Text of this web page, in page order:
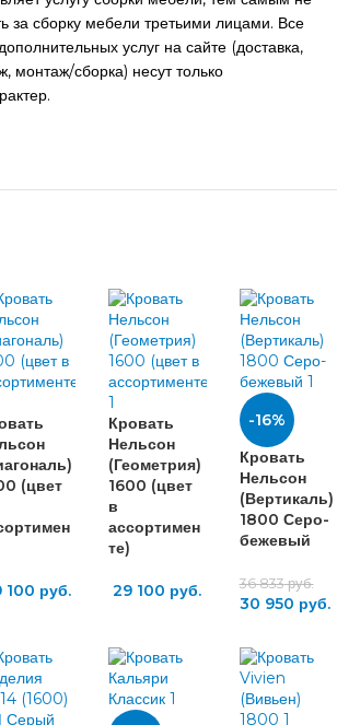
за сборку мебели третьими лицами. Все
услуг на сайте (доставка,
монтаж/сборка) несут только
(цвет
100 руб.
Кровать
Нельсон
(Геометрия)
1600 (цвет
в
ассортимен
те)
29 100 руб.
-16%
Кровать
Нельсон
(Вертикаль)
1800 Серо-
бежевый
36 833руб.
30 950 руб.